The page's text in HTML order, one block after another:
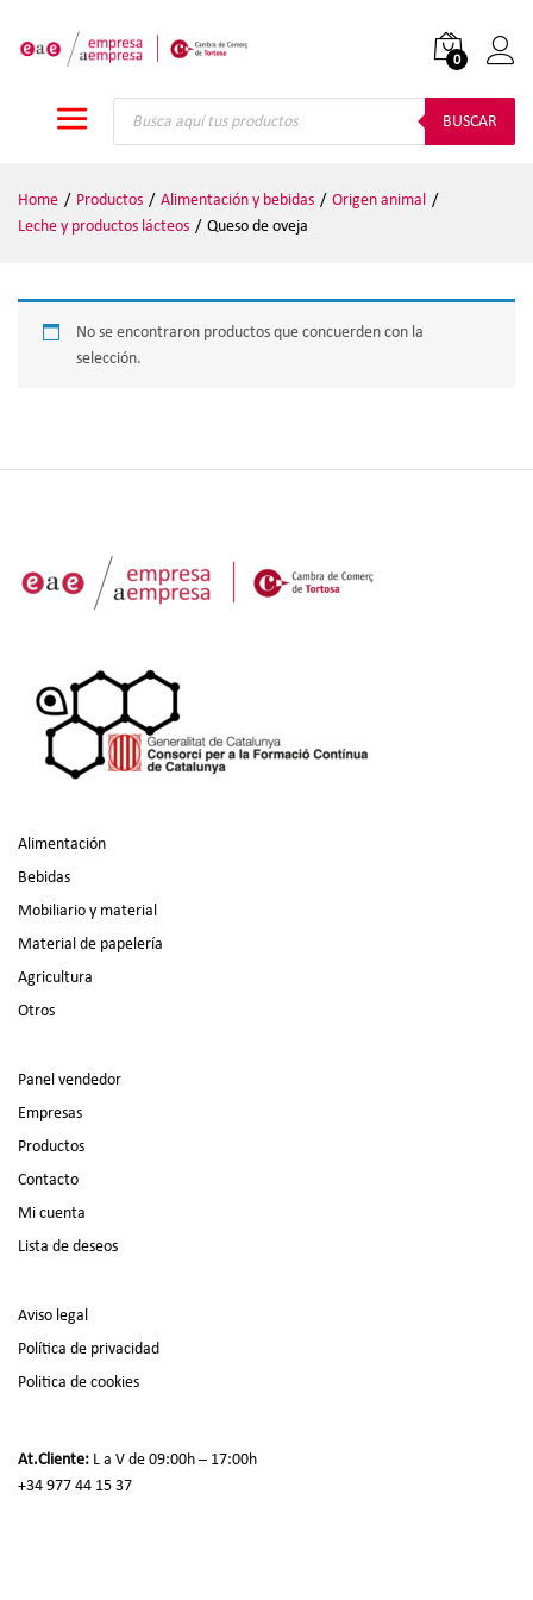
0
Búsqueda
BUSCAR
Home / Productos / Alimentación y bebidas / Origen animal /
Leche y productos lácteos / Queso de oveja
No se encontraron productos que concuerden con la
selección.
Alimentación
Bebidas
Mobiliario y material
Material de papelería
Agricultura
Otros
Panel vendedor
Empresas
Productos
Contacto
Mi cuenta
Lista de deseos
Aviso legal
Política de privacidad
Politica de cookies
At.Cliente: L a V de 09:00h – 17:00h
+34 977 44 15 37